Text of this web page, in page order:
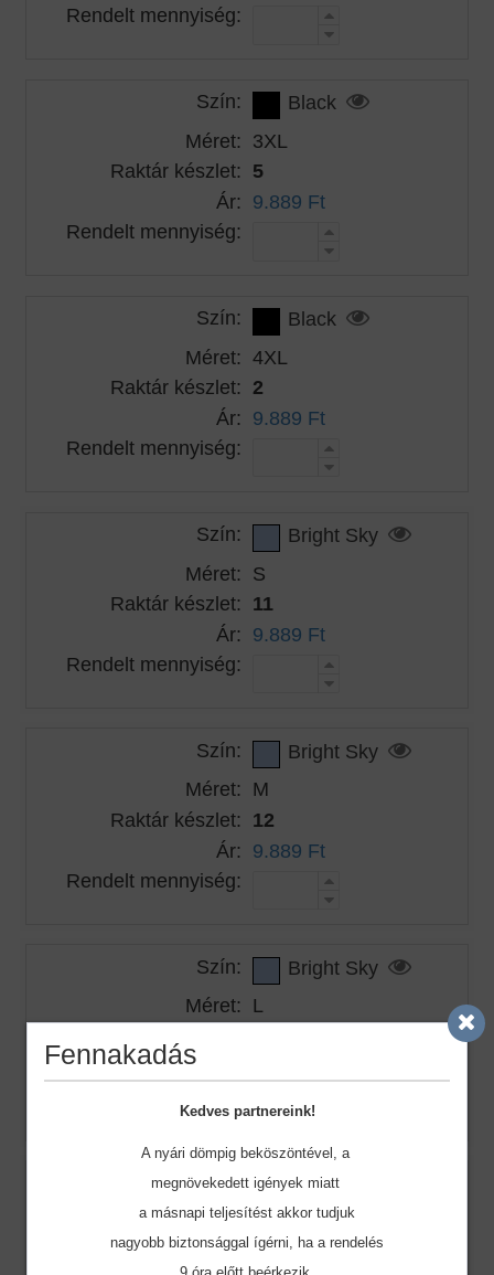
Rendelt mennyiség:
Szín:
Black
Méret: 3XL
Raktár készlet: 5
Ár: 9.889 Ft
Rendelt mennyiség:
Szín:
Black
Méret: 4XL
Raktár készlet: 2
Ár: 9.889 Ft
Rendelt mennyiség:
Szín:
Bright Sky
Méret: S
Raktár készlet: 11
Ár: 9.889 Ft
Rendelt mennyiség:
Szín:
Bright Sky
Méret: M
Raktár készlet: 12
Ár: 9.889 Ft
Rendelt mennyiség:
Szín:
Bright Sky
Méret: L
Szín:
Bright Sky
Méret: XL
Raktár készlet: 34
Fennakadás
Kedves partnereink!
A nyári dömpig beköszöntével, a
megnövekedett igények miatt
a másnapi teljesítést akkor tudjuk
nagyobb biztonsággal ígérni, ha a rendelés